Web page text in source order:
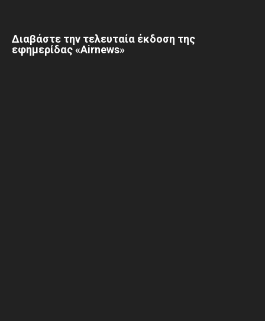
Διαβάστε την τελευταία έκδοση της
εφημερίδας «Airnews»